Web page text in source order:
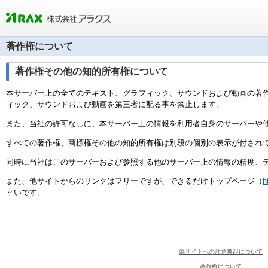
著作権について
著作権その他の知的所有権について
本サーバー上の全てのテキスト、グラフィック、サウンドおよび動画の
ィック、サウンドおよび動画を第三者に配る事を禁止します。
また、当社の許可なしに、本サーバー上の情報を利用者自身のサーバー
すべての著作権、商標権その他の知的所有権は別段の個別の表示が付され
同時に当社はこのサーバーおよび参照する他のサーバー上の情報の精度
また、他サイトからのリンクはフリーですが、できるだけトップページ（
幸いです。
偽サイトへの注意喚起について
著作権について